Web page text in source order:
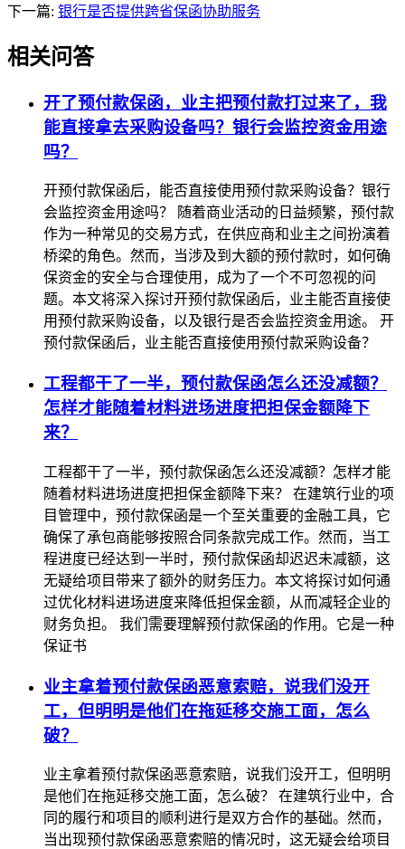
下一篇: 银行是否提供跨省保函协助服务
相关问答
开了预付款保函，业主把预付款打过来了，我
能直接拿去采购设备吗？银行会监控资金用途
吗？
开预付款保函后，能否直接使用预付款采购设备？银行
会监控资金用途吗？ 随着商业活动的日益频繁，预付款
作为一种常见的交易方式，在供应商和业主之间扮演着
桥梁的角色。然而，当涉及到大额的预付款时，如何确
保资金的安全与合理使用，成为了一个不可忽视的问
题。本文将深入探讨开预付款保函后，业主能否直接使
用预付款采购设备，以及银行是否会监控资金用途。 开
预付款保函后，业主能否直接使用预付款采购设备？
工程都干了一半，预付款保函怎么还没减额？
怎样才能随着材料进场进度把担保金额降下
来？
工程都干了一半，预付款保函怎么还没减额？怎样才能
随着材料进场进度把担保金额降下来？ 在建筑行业的项
目管理中，预付款保函是一个至关重要的金融工具，它
确保了承包商能够按照合同条款完成工作。然而，当工
程进度已经达到一半时，预付款保函却迟迟未减额，这
无疑给项目带来了额外的财务压力。本文将探讨如何通
过优化材料进场进度来降低担保金额，从而减轻企业的
财务负担。 我们需要理解预付款保函的作用。它是一种
保证书
业主拿着预付款保函恶意索赔，说我们没开
工，但明明是他们在拖延移交施工面，怎么
破？
业主拿着预付款保函恶意索赔，说我们没开工，但明明
是他们在拖延移交施工面，怎么破？ 在建筑行业中，合
同的履行和项目的顺利进行是双方合作的基础。然而，
当出现预付款保函恶意索赔的情况时，这无疑会给项目